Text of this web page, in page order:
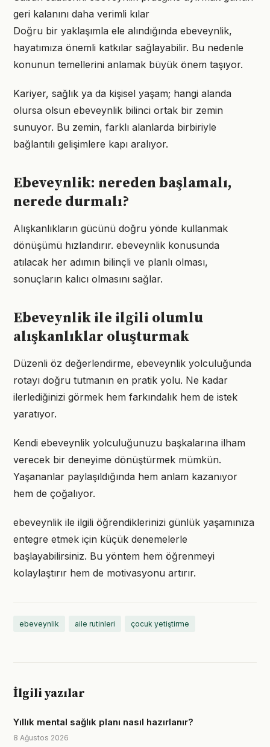
geri kalanını daha verimli kılar
Doğru bir yaklaşımla ele alındığında ebeveynlik,
hayatımıza önemli katkılar sağlayabilir. Bu nedenle
konunun temellerini anlamak büyük önem taşıyor.
Kariyer, sağlık ya da kişisel yaşam; hangi alanda
olursa olsun ebeveynlik bilinci ortak bir zemin
sunuyor. Bu zemin, farklı alanlarda birbiriyle
bağlantılı gelişimlere kapı aralıyor.
Ebeveynlik: nereden başlamalı,
nerede durmalı?
Alışkanlıkların gücünü doğru yönde kullanmak
dönüşümü hızlandırır. ebeveynlik konusunda
atılacak her adımın bilinçli ve planlı olması,
sonuçların kalıcı olmasını sağlar.
Ebeveynlik ile ilgili olumlu
alışkanlıklar oluşturmak
Düzenli öz değerlendirme, ebeveynlik yolculuğunda
rotayı doğru tutmanın en pratik yolu. Ne kadar
ilerlediğinizi görmek hem farkındalık hem de istek
yaratıyor.
Kendi ebeveynlik yolculuğunuzu başkalarına ilham
verecek bir deneyime dönüştürmek mümkün.
Yaşananlar paylaşıldığında hem anlam kazanıyor
hem de çoğalıyor.
ebeveynlik ile ilgili öğrendiklerinizi günlük yaşamınıza
entegre etmek için küçük denemelerle
başlayabilirsiniz. Bu yöntem hem öğrenmeyi
kolaylaştırır hem de motivasyonu artırır.
ebeveynlik aile rutinleri çocuk yetiştirme
İlgili yazılar
Yıllık mental sağlık planı nasıl hazırlanır?
8 Ağustos 2026